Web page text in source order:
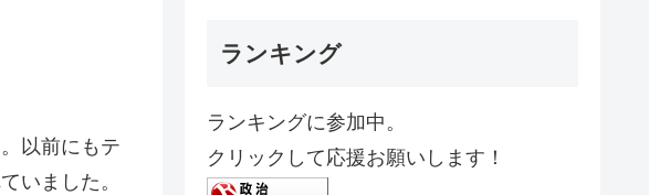
以前にもテ
いました。
ランキング
ランキングに参加中。
クリックして応援お願いします！